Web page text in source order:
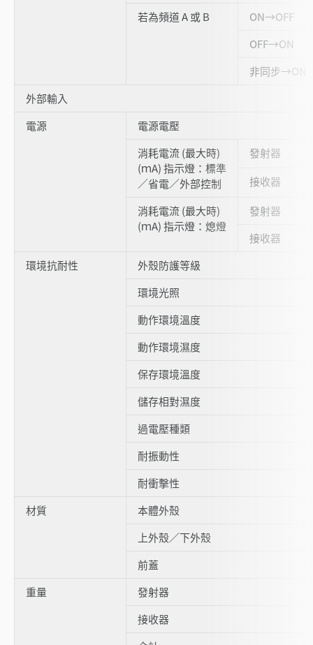
若為頻道 A 或 B
ON→OFF
OFF→ON
非同步→ON
外部輸入
電源
電源電壓
消耗電流 (最大時)
(ｍA) 指示燈：標準
／省電／外部控制
發射器
接收器
消耗電流 (最大時)
(ｍA) 指示燈：熄燈
發射器
接收器
環境抗耐性
外殼防護等級
環境光照
動作環境溫度
動作環境濕度
保存環境溫度
儲存相對濕度
過電壓種類
耐振動性
耐衝擊性
材質
本體外殼
上外殼／下外殼
前蓋
重量
發射器
接收器